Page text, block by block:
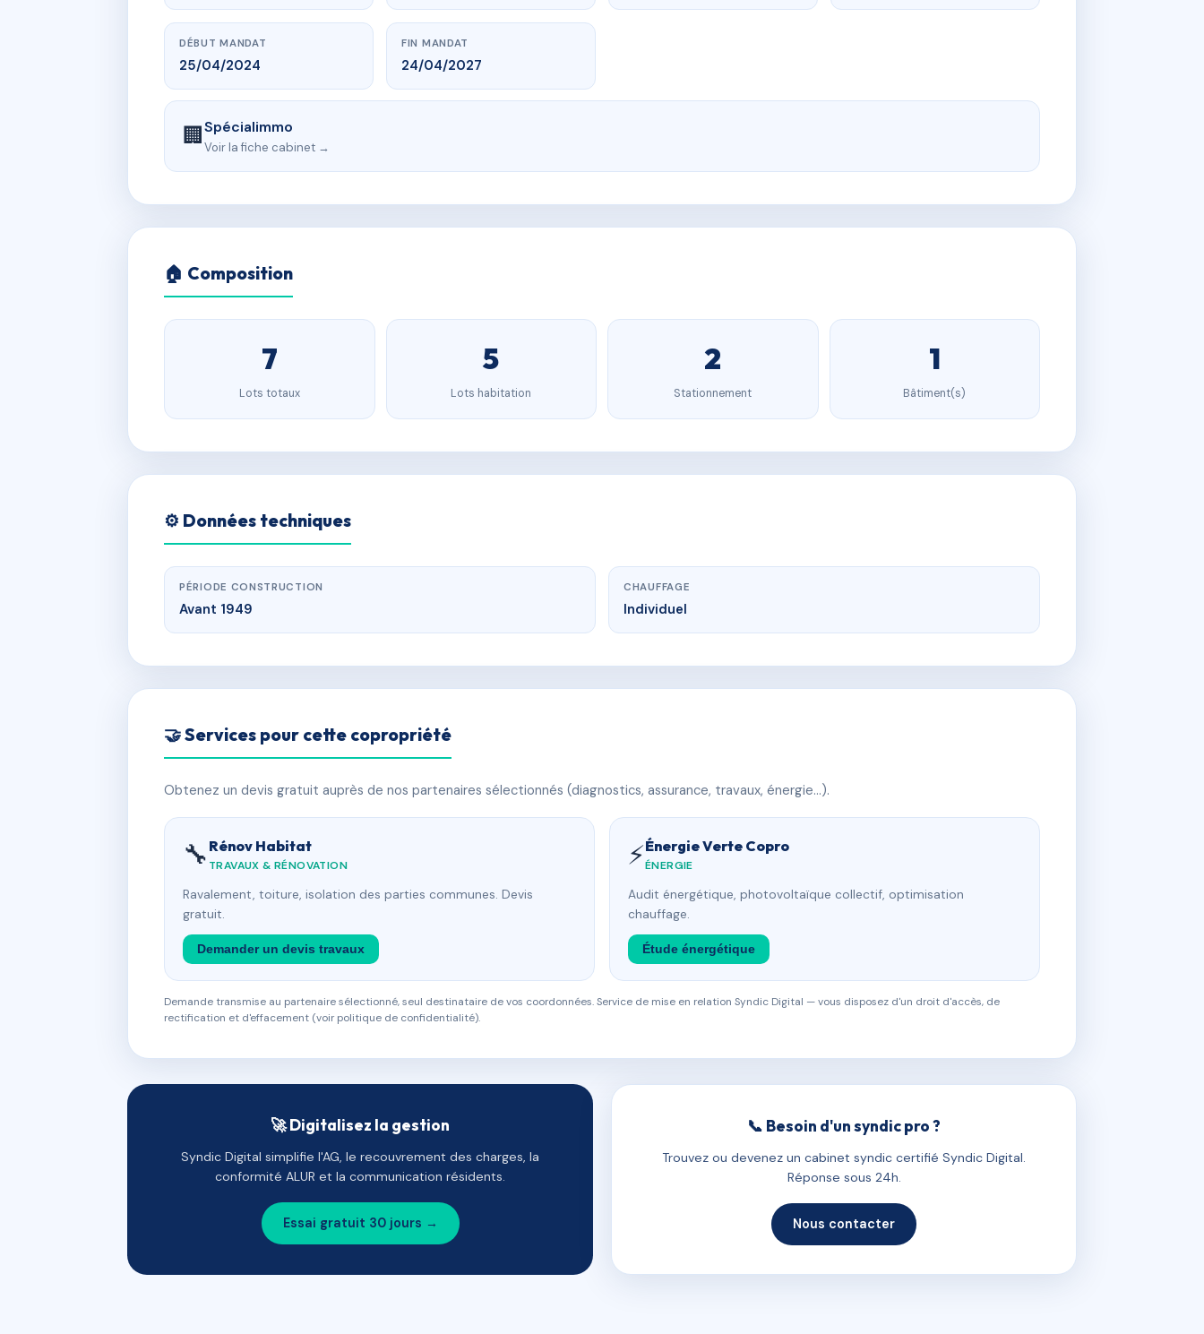
DÉBUT MANDAT
25/04/2024
FIN MANDAT
24/04/2027
🏢Spécialimmo
Voir la fiche cabinet →
🏠 Composition
7
Lots totaux
5
Lots habitation
2
Stationnement
1
Bâtiment(s)
⚙️ Données techniques
PÉRIODE CONSTRUCTION
Avant 1949
CHAUFFAGE
Individuel
🤝 Services pour cette copropriété
Obtenez un devis gratuit auprès de nos partenaires sélectionnés (diagnostics, assurance, travaux, énergie…).
🔧 Rénov Habitat
TRAVAUX & RÉNOVATION
Ravalement, toiture, isolation des parties communes. Devis
gratuit.
Demander un devis travaux
⚡Énergie Verte Copro
ÉNERGIE
Audit énergétique, photovoltaïque collectif, optimisation
chauffage.
Étude énergétique
Demande transmise au partenaire sélectionné, seul destinataire de vos coordonnées. Service de mise en relation Syndic Digital — vous disposez d'un droit d'accès, de
rectification et d'effacement (voir politique de confidentialité).
🚀 Digitalisez la gestion
Syndic Digital simplifie l'AG, le recouvrement des charges, la
conformité ALUR et la communication résidents.
Essai gratuit 30 jours →
📞 Besoin d'un syndic pro ?
Trouvez ou devenez un cabinet syndic certifié Syndic Digital.
Réponse sous 24h.
Nous contacter